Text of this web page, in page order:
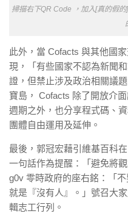
掃描右下QR Code ，加入[真的假
此外，當 Cofacts 與其他國
現，「有些國家不認為新聞
證，但禁止涉及政治相關議
寶島， Cofacts 除了開放介
週期之外，也分享程式碼、
團體自由運用及延伸。
最後，郭冠宏藉引維基百科
一句話作為提醒：「避免將
g0v 零時政府的座右銘：「
就是『沒有人』。」號召大
輯志工行列。